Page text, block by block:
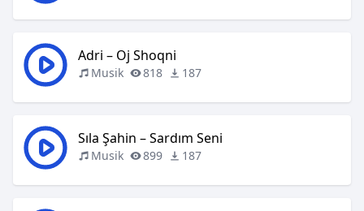
Adri – Oj Shoqni
Musik 818 187
Sıla Şahin – Sardım Seni
Musik 899 187